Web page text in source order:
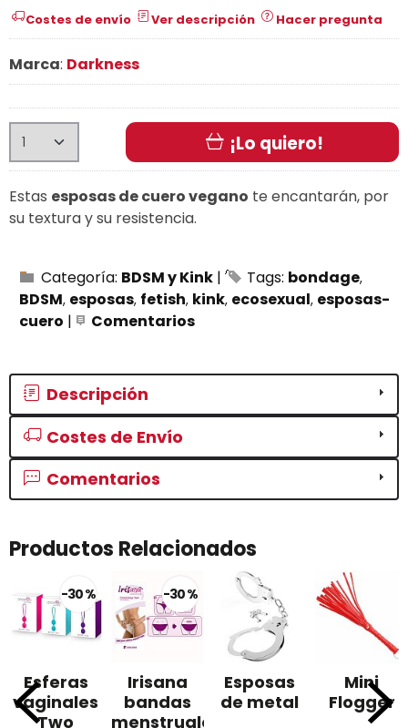
Costes de envío Ver descripción Hacer pregunta
Marca: Darkness
¡Lo quiero!
Estas esposas de cuero vegano te encantarán, por
su textura y su resistencia.
Categoría: BDSM y Kink | Tags: bondage
BDSM esposas fetish kink ecosexual esposas-
cuero | Comentarios
Descripción
Costes de Envío
Comentarios
Productos Relacionados
-30 %
Esferas
vaginales
Two
-30 %
Irisana
bandas
menstruales
Esposas
de metal
Mini
Flogger